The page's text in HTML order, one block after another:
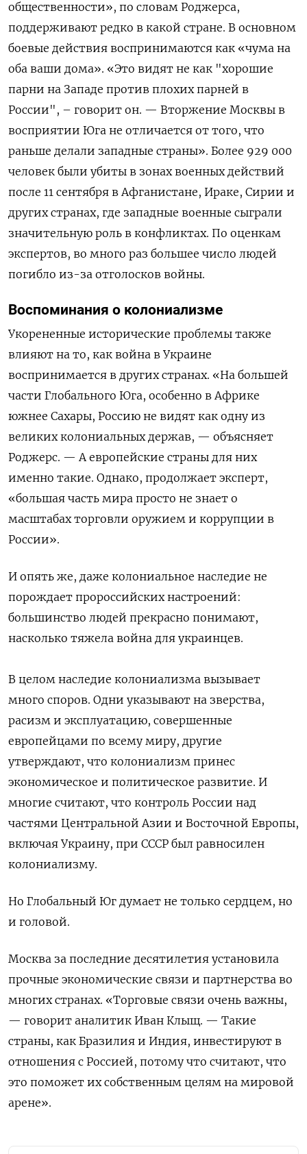
общественности», по словам Роджерса,
поддерживают редко в какой стране. В основном
боевые действия воспринимаются как «чума на
оба ваши дома». «Это видят не как "хорошие
парни на Западе против плохих парней в
России", – говорит он. — Вторжение Москвы в
восприятии Юга не отличается от того, что
раньше делали западные страны». Более 929 000
человек были убиты в зонах военных действий
после 11 сентября в Афганистане, Ираке, Сирии и
других странах, где западные военные сыграли
значительную роль в конфликтах. По оценкам
экспертов, во много раз большее число людей
погибло из-за отголосков войны.
Воспоминания о колониализме
Укорененные исторические проблемы также
влияют на то, как война в Украине
воспринимается в других странах. «На большей
части Глобального Юга, особенно в Африке
южнее Сахары, Россию не видят как одну из
великих колониальных держав, — объясняет
Роджерс. — А европейские страны для них
именно такие. Однако, продолжает эксперт,
«большая часть мира просто не знает о
масштабах торговли оружием и коррупции в
России».
И опять же, даже колониальное наследие не
порождает пророссийских настроений:
большинство людей прекрасно понимают,
насколько тяжела война для украинцев.
В целом наследие колониализма вызывает
много споров. Одни указывают на зверства,
расизм и эксплуатацию, совершенные
европейцами по всему миру, другие
утверждают, что колониализм принес
экономическое и политическое развитие. И
многие считают, что контроль России над
частями Центральной Азии и Восточной Европы,
включая Украину, при СССР был равносилен
колониализму.
Но Глобальный Юг думает не только сердцем, но
и головой.
Москва за последние десятилетия установила
прочные экономические связи и партнерства во
многих странах. «Торговые связи очень важны,
— говорит аналитик Иван Клыщ. — Такие
страны, как Бразилия и Индия, инвестируют в
отношения с Россией, потому что считают, что
это поможет их собственным целям на мировой
арене».